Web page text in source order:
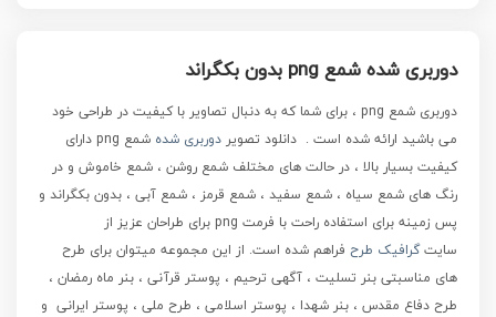
دوربری شده شمع png بدون بکگراند
دوربری شمع png ، برای شما که به دنبال تصاویر با کیفیت در طراحی خود
می باشید ارائه شده است . دانلود تصویر دوربری شده شمع png
دارای
کیفیت بسیار بالا ، در حالت های مختلف شمع روشن ، شمع خاموش و در
رنگ های شمع سیاه ، شمع سفید ، شمع قرمز ، شمع آبی ، بدون بکگراند و
پس زمینه برای استفاده راحت با فرمت png برای طراحان عزیز از
سایتگرافیک طرح فراهم شده است. از این مجموعه میتوان برای طرح
های مناسبتی بنر تسلیت ، آگهی ترحیم ، پوستر قرآنی ، بنر ماه رمضان ،
طرح دفاع مقدس ، بنر شهدا ، پوستر اسلامی ، طرح ملی ، پوستر ایرانی و